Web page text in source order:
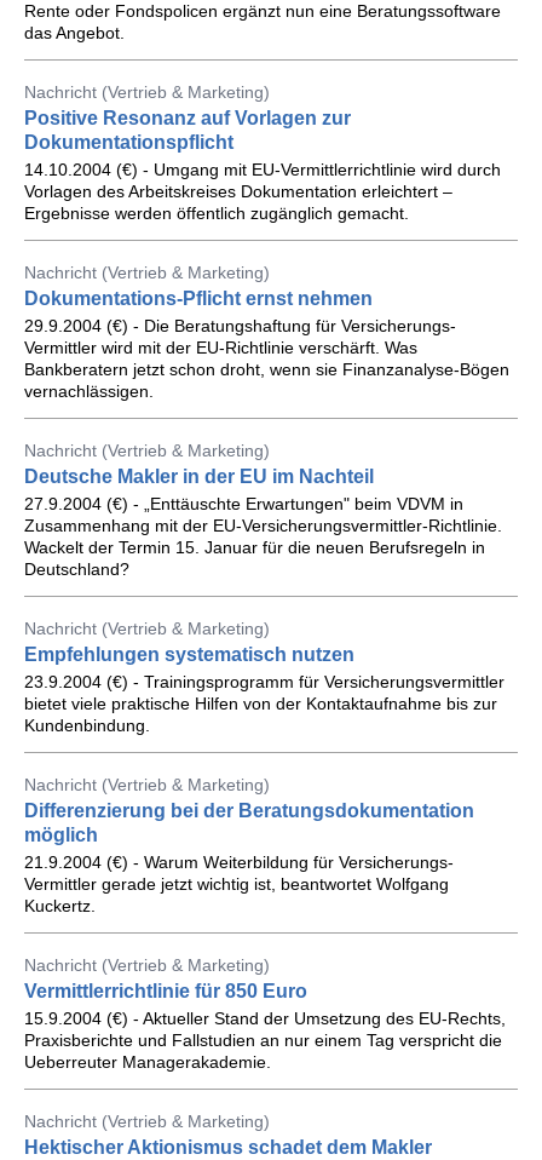
Rente oder Fondspolicen ergänzt nun eine Beratungssoftware
das Angebot.
Nachricht (Vertrieb & Marketing)
Positive Resonanz auf Vorlagen zur
Dokumentationspflicht
14.10.2004 (€) - Umgang mit EU-Vermittlerrichtlinie wird durch
Vorlagen des Arbeitskreises Dokumentation erleichtert –
Ergebnisse werden öffentlich zugänglich gemacht.
Nachricht (Vertrieb & Marketing)
Dokumentations-Pflicht ernst nehmen
29.9.2004 (€) - Die Beratungshaftung für Versicherungs-
Vermittler wird mit der EU-Richtlinie verschärft. Was
Bankberatern jetzt schon droht, wenn sie Finanzanalyse-Bögen
vernachlässigen.
Nachricht (Vertrieb & Marketing)
Deutsche Makler in der EU im Nachteil
27.9.2004 (€) - „Enttäuschte Erwartungen" beim VDVM in
Zusammenhang mit der EU-Versicherungsvermittler-Richtlinie.
Wackelt der Termin 15. Januar für die neuen Berufsregeln in
Deutschland?
Nachricht (Vertrieb & Marketing)
Empfehlungen systematisch nutzen
23.9.2004 (€) - Trainingsprogramm für Versicherungsvermittler
bietet viele praktische Hilfen von der Kontaktaufnahme bis zur
Kundenbindung.
Nachricht (Vertrieb & Marketing)
Differenzierung bei der Beratungsdokumentation
möglich
21.9.2004 (€) - Warum Weiterbildung für Versicherungs-
Vermittler gerade jetzt wichtig ist, beantwortet Wolfgang
Kuckertz.
Nachricht (Vertrieb & Marketing)
Vermittlerrichtlinie für 850 Euro
15.9.2004 (€) - Aktueller Stand der Umsetzung des EU-Rechts,
Praxisberichte und Fallstudien an nur einem Tag verspricht die
Ueberreuter Managerakademie.
Nachricht (Vertrieb & Marketing)
Hektischer Aktionismus schadet dem Makler